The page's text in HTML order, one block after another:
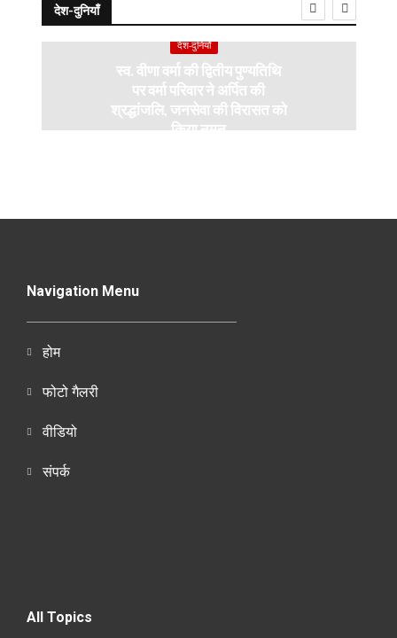
देश-दुनियाँ
देश-दुनियाँ
स्व. वीणा वर्मा की द्वितीय पुण्यतिथि
पर वर्मा परिवार ने अर्पित की
श्रद्धांजलि, जनसेवा की विरासत को
किया नमन
Navigation Menu
होम
फोटो गैलरी
वीडियो
संपर्क
All Topics